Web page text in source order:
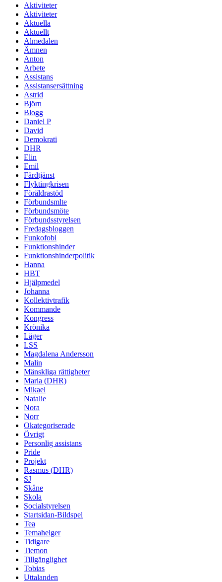
Aktiviteter
Aktiviteter
Aktuella
Aktuellt
Almedalen
Ämnen
Anton
Arbete
Assistans
Assistansersättning
Astrid
Björn
Blogg
Daniel P
David
Demokrati
DHR
Elin
Emil
Färdtjänst
Flyktingkrisen
Föräldrastöd
Förbundsmlte
Förbundsmöte
Förbundsstyrelsen
Fredagsbloggen
Funkofobi
Funktionshinder
Funktionshinderpolitik
Hanna
HBT
Hjälpmedel
Johanna
Kollektivtrafik
Kommande
Kongress
Krönika
Läger
LSS
Magdalena Andersson
Malin
Mänskliga rättigheter
Maria (DHR)
Mikael
Natalie
Nora
Norr
Okategoriserade
Övrigt
Personlig assistans
Pride
Projekt
Rasmus (DHR)
SJ
Skåne
Skola
Socialstyrelsen
Startsidan-Bildspel
Tea
Temahelger
Tidigare
Tiemon
Tillgänglighet
Tobias
Uttalanden